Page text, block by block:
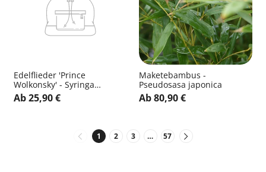
Edelflieder 'Prince
Wolkonsky' - Syringa
vulg.'Prince Wolkonsky'
Ab 25,90 €
Maketebambus -
Pseudosasa japonica
Ab 80,90 €
1 2 3 … 57